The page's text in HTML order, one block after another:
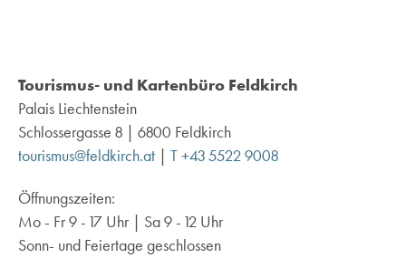
Tourismus- und Kartenbüro Feldkirch
Palais Liechtenstein
Schlossergasse 8 | 6800 Feldkirch
tourismus@feldkirch.at
T +43 5522 9008
Öffnungszeiten:
Mo - Fr 9 - 17 Uhr | Sa 9 - 12 Uhr
Sonn- und Feiertage geschlossen